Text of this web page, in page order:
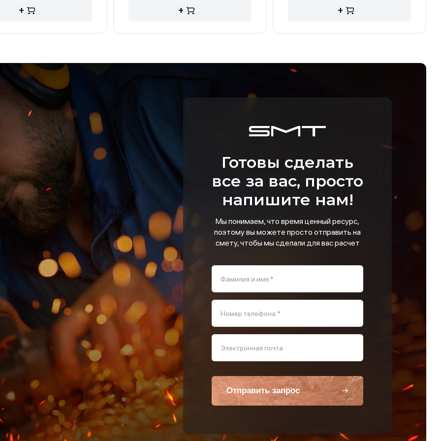
+ + +
Готовы сделать
все за вас, просто
напишите нам!
Мы понимаем, что время ценный ресурс,
поэтому вы можете просто отправить на
смету, чтобы мы сделали для вас расчет
Фамилия и имя *
Номер телефона *
Электронная почта
Отправить запрос